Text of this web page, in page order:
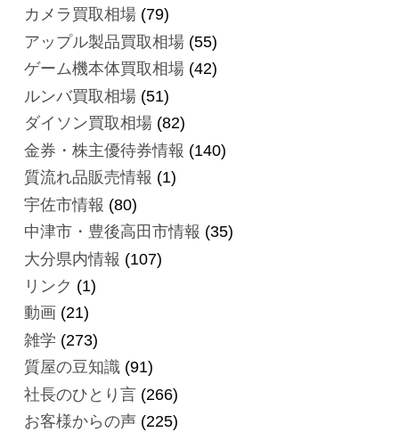
カメラ買取相場(79)
アップル製品買取相場(55)
ゲーム機本体買取相場(42)
ルンバ買取相場(51)
ダイソン買取相場(82)
金券・株主優待券情報 (140)
質流れ品販売情報 (1)
宇佐市情報 (80)
中津市・豊後高田市情報 (35)
大分県内情報 (107)
リンク (1)
動画 (21)
雑学 (273)
質屋の豆知識(91)
社長のひとり言(266)
お客様からの声(225)